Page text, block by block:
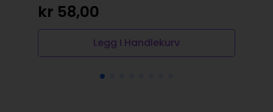
kr 58,00
Legg I Handlekurv